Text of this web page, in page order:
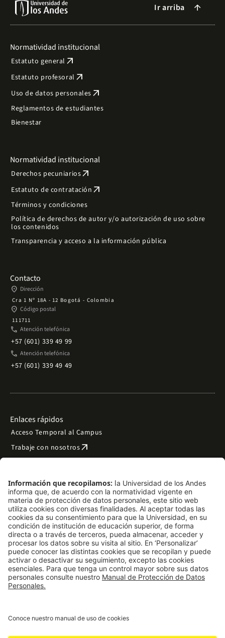
Ir arriba arrow_forward
Normatividad institucional
Estatuto general arrow_outward
Estatuto profesoral arrow_outward
Uso de datos personales arrow_outward
Reglamentos de estudiantes
Bienestar
Normatividad institucional
Derechos pecuniariosarrow_outward
Estatuto de contratación arrow_outward
Términos y condiciones
Política de derechos de autor y/o autorización de uso sobre
los contenidos
Transparencia y acceso a la información pública
Contacto
place Dirección
Cra 1 Nº 18A - 12 Bogotá - Colombia
place Código postal
111711
phone Atención telefónica
+57 (601) 339 49 99
phone Atención telefónica
+57 (601) 339 49 49
Enlaces rápidos
Acceso Temporal al Campus
Trabaje con nosotrosarrow_outward
Preguntas frecuentes
Filantropía y donacionesarrow_outward
Mapa del sitio arrow_outward
Síguenos
LinkedIn
Instagram
Facebook
TikTok